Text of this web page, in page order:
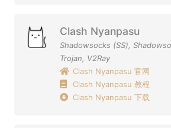
Clash Nyanpasu
Shadowsocks (SS),
Trojan, V2Ray
Clash Nyanpasu 官网
Clash Nyanpasu 教程
Clash Nyanpasu 下载